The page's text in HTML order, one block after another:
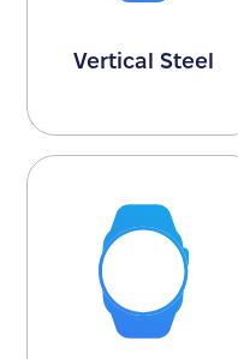
Vertical Steel